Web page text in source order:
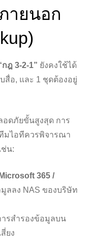
ายนอก
กฎ 3-2-1” ยังคงใช้ได้
สื่อ, และ 1 ชุดต้องอยู่
ดภัยขั้นสูงสุด การ
ทีมไอทีควรพิจารณา
ช่น:
365 /
ลลง NAS ของบริษัท
ารสำรองข้อมูลบน
ยง